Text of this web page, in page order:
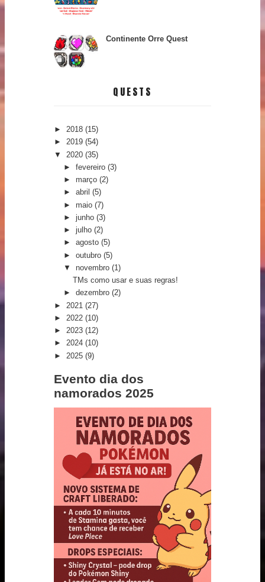
Continente Orre Quest
QUESTS
► 2018 (15)
► 2019 (54)
▼ 2020 (35)
► fevereiro (3)
► março (2)
► abril (5)
► maio (7)
► junho (3)
► julho (2)
► agosto (5)
► outubro (5)
▼ novembro (1)
TMs como usar e suas regras!
► dezembro (2)
► 2021 (27)
► 2022 (10)
► 2023 (12)
► 2024 (10)
► 2025 (9)
Evento dia dos
namorados 2025